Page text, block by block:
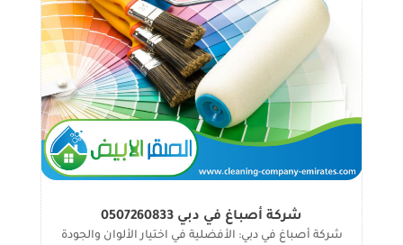
شركة أصباغ في دبي 0507260833
شركة أصباغ في دبي: الأفضلية في اختيار الألوان والجودة